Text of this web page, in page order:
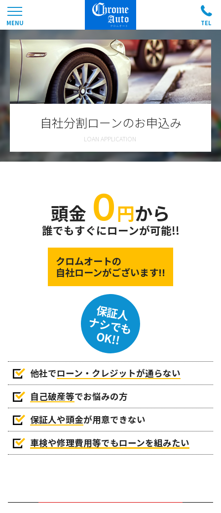
自社分割ローンのお申込み
頭金 ０円から
誰でもすぐにローンが可能!!
クロムオートの
自社ローンがございます!!
保証人
ナシでも
OK!!
他社でローン・クレジットが通らない
自己破産等でお悩みの方
保証人や頭金が用意できない
車検や修理費用等でもローンを組みたい